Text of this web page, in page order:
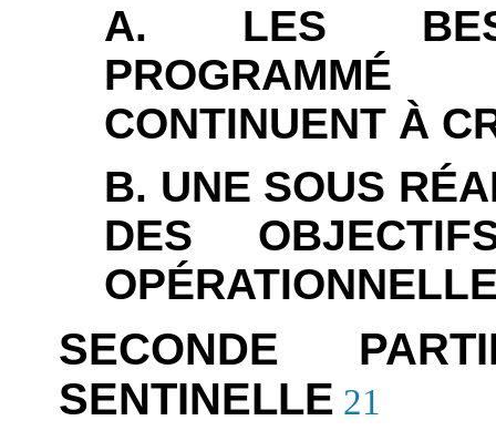
A. LES
CONTINUENT À
B. UNE SOUS
DES
SECONDE
SENTINELLE 21